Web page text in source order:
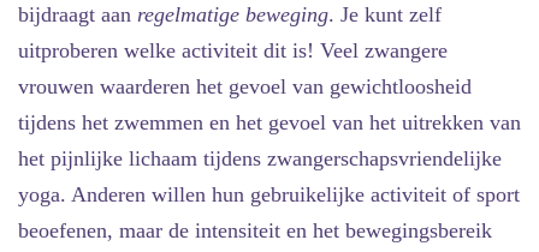
bijdraagt aan regelmatige beweging. Je kunt zelf
uitproberen welke activiteit dit is! Veel zwangere
vrouwen waarderen het gevoel van gewichtloosheid
tijdens het zwemmen en het gevoel van het uitrekken van
het pijnlijke lichaam tijdens zwangerschapsvriendelijke
yoga. Anderen willen hun gebruikelijke activiteit of sport
beoefenen, maar de intensiteit en het bewegingsbereik